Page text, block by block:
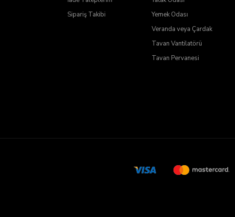
Sipariş Takibi
Yemek Odası
Veranda veya Çardak
Tavan Vantilatörü
Tavan Pervanesi